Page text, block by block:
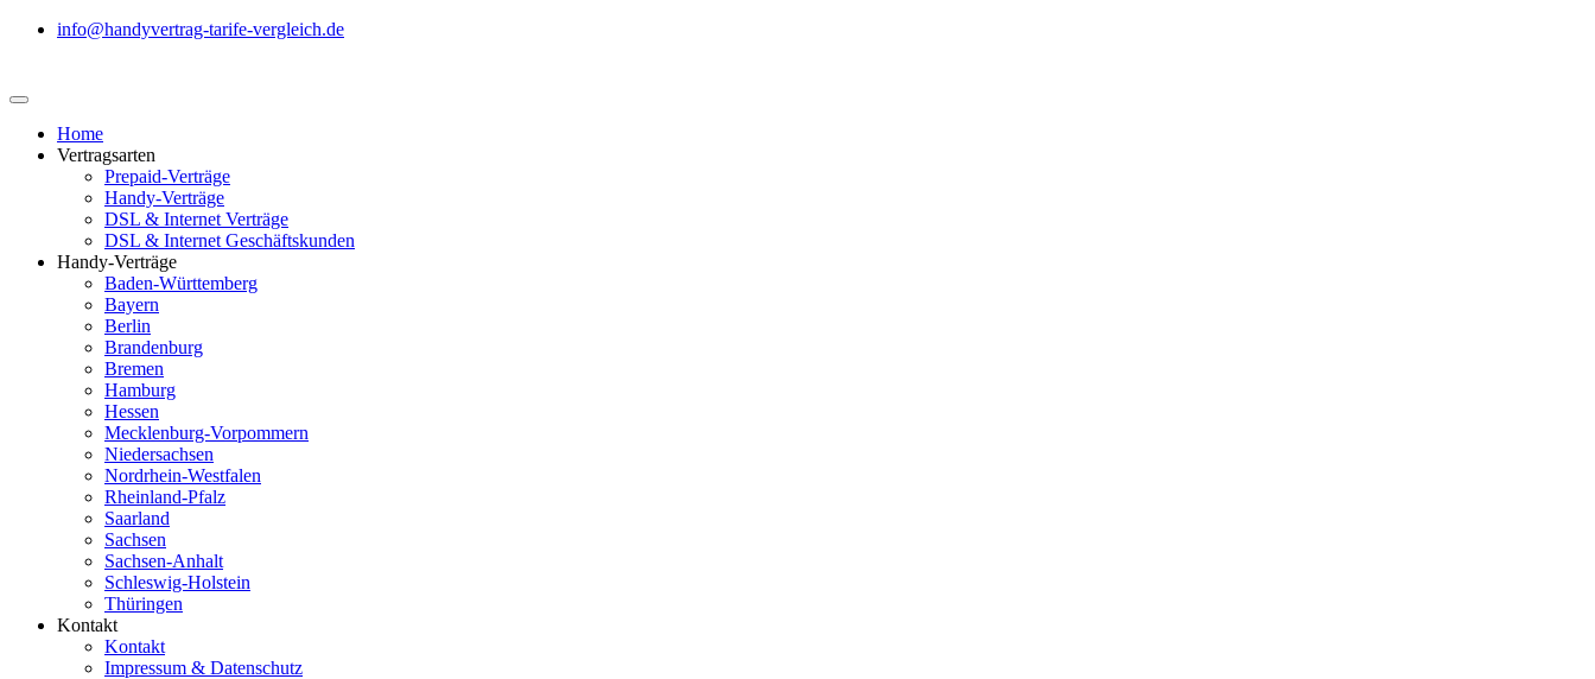
info@handyvertrag-tarife-vergleich.de
Home
Vertragsarten
Prepaid-Verträge
Handy-Verträge
DSL & Internet Verträge
DSL & Internet Geschäftskunden
Handy-Verträge
Baden-Württemberg
Bayern
Berlin
Brandenburg
Bremen
Hamburg
Hessen
Mecklenburg-Vorpommern
Niedersachsen
Nordrhein-Westfalen
Rheinland-Pfalz
Saarland
Sachsen
Sachsen-Anhalt
Schleswig-Holstein
Thüringen
Kontakt
Kontakt
Impressum & Datenschutz